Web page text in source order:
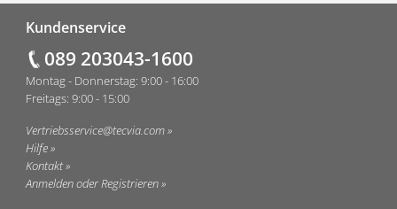
Kundenservice
089 203043-1600
Montag - Donnerstag: 9:00 - 16:00
Freitags: 9:00 - 15:00
Vertriebsservice@tecvia.com
Hilfe
Kontakt
Anmelden oder Registrieren